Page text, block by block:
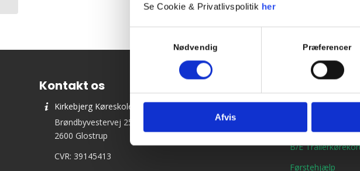
Se Cookie & Privatlivspolitik her
Nødvendig Præferencer
Afvis
Kontakt os
Kirkebjerg Køreskole ApS
Brøndbyvestervej 25
2600 Glostrup
CVR: 39145413
Bil kørekort
B/E
Førstehjælp